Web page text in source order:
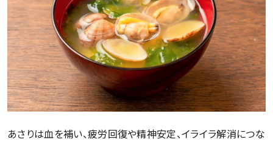
あさりは血を補い、疲労回復や精神安定、イライラ解消につな